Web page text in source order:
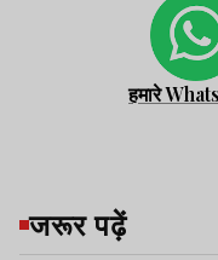
हमारे
जरूर पढ़ें